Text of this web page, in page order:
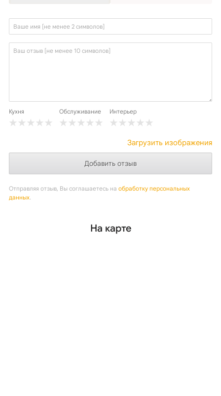
Кухня Обслуживание Интерьер
Загрузить изображения
Отправляя отзыв, Вы соглашаетесь на обработку персональных
данных.
На карте